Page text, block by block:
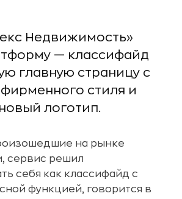
Недвижимость»
— классифайд
главную страницу с
стиля и
логотип.
на рынке
сервис решил
себя как классифайд с
функцией, говорится в